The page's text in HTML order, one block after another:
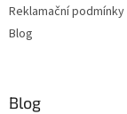
Reklamační podmínky
Blog
Blog